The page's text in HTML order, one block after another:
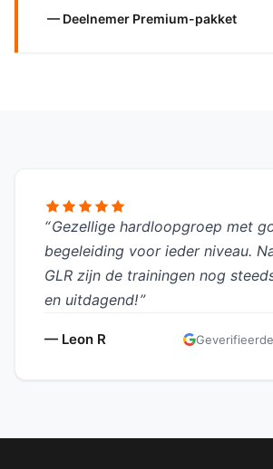
— Deelnemer Premium-pakket
Gezellige hardloopgroep met
begeleiding voor ieder niveau.
GLR zijn de trainingen nog
en uitdagend!
— Leon R